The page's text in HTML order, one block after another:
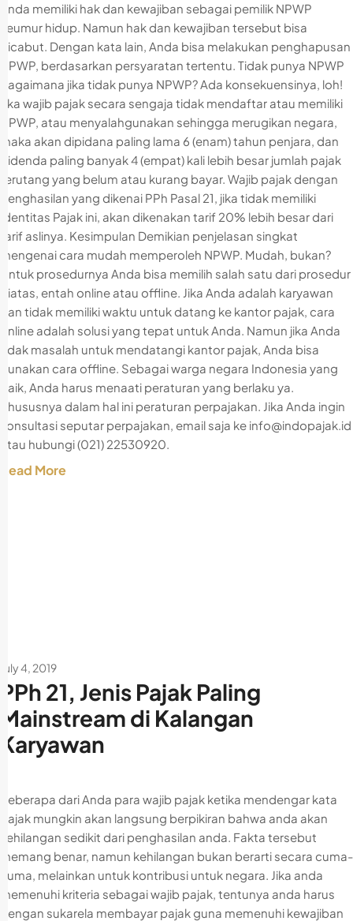
Anda memiliki hak dan kewajiban sebagai pemilik NPWP
seumur hidup. Namun hak dan kewajiban tersebut bisa
dicabut. Dengan kata lain, Anda bisa melakukan penghapusan
NPWP, berdasarkan persyaratan tertentu. Tidak punya NPWP
Bagaimana jika tidak punya NPWP? Ada konsekuensinya, loh!
Jika wajib pajak secara sengaja tidak mendaftar atau memiliki
NPWP, atau menyalahgunakan sehingga merugikan negara,
maka akan dipidana paling lama 6 (enam) tahun penjara, dan
didenda paling banyak 4 (empat) kali lebih besar jumlah pajak
terutang yang belum atau kurang bayar. Wajib pajak dengan
penghasilan yang dikenai PPh Pasal 21, jika tidak memiliki
Identitas Pajak ini, akan dikenakan tarif 20% lebih besar dari
tarif aslinya. Kesimpulan Demikian penjelasan singkat
mengenai cara mudah memperoleh NPWP. Mudah, bukan?
Untuk prosedurnya Anda bisa memilih salah satu dari prosedur
diatas, entah online atau offline. Jika Anda adalah karyawan
dan tidak memiliki waktu untuk datang ke kantor pajak, cara
online adalah solusi yang tepat untuk Anda. Namun jika Anda
tidak masalah untuk mendatangi kantor pajak, Anda bisa
gunakan cara offline. Sebagai warga negara Indonesia yang
baik, Anda harus menaati peraturan yang berlaku ya.
Khususnya dalam hal ini peraturan perpajakan. Jika Anda ingin
konsultasi seputar perpajakan, email saja ke info@indopajak.id
atau hubungi (021) 22530920.
Read More
July 4, 2019
PPh 21, Jenis Pajak Paling
Mainstream di Kalangan
Karyawan
Beberapa dari Anda para wajib pajak ketika mendengar kata
pajak mungkin akan langsung berpikiran bahwa anda akan
kehilangan sedikit dari penghasilan anda. Fakta tersebut
memang benar, namun kehilangan bukan berarti secara cuma-
cuma, melainkan untuk kontribusi untuk negara. Jika anda
memenuhi kriteria sebagai wajib pajak, tentunya anda harus
dengan sukarela membayar pajak guna memenuhi kewajiban